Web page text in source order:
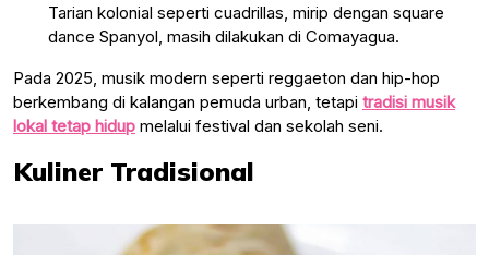
Tarian kolonial seperti cuadrillas, mirip dengan square
dance Spanyol, masih dilakukan di Comayagua.
Pada 2025, musik modern seperti reggaeton dan hip-hop
berkembang di kalangan pemuda urban, tetapi tradisi musik
lokal tetap hidup melalui festival dan sekolah seni.
Kuliner Tradisional